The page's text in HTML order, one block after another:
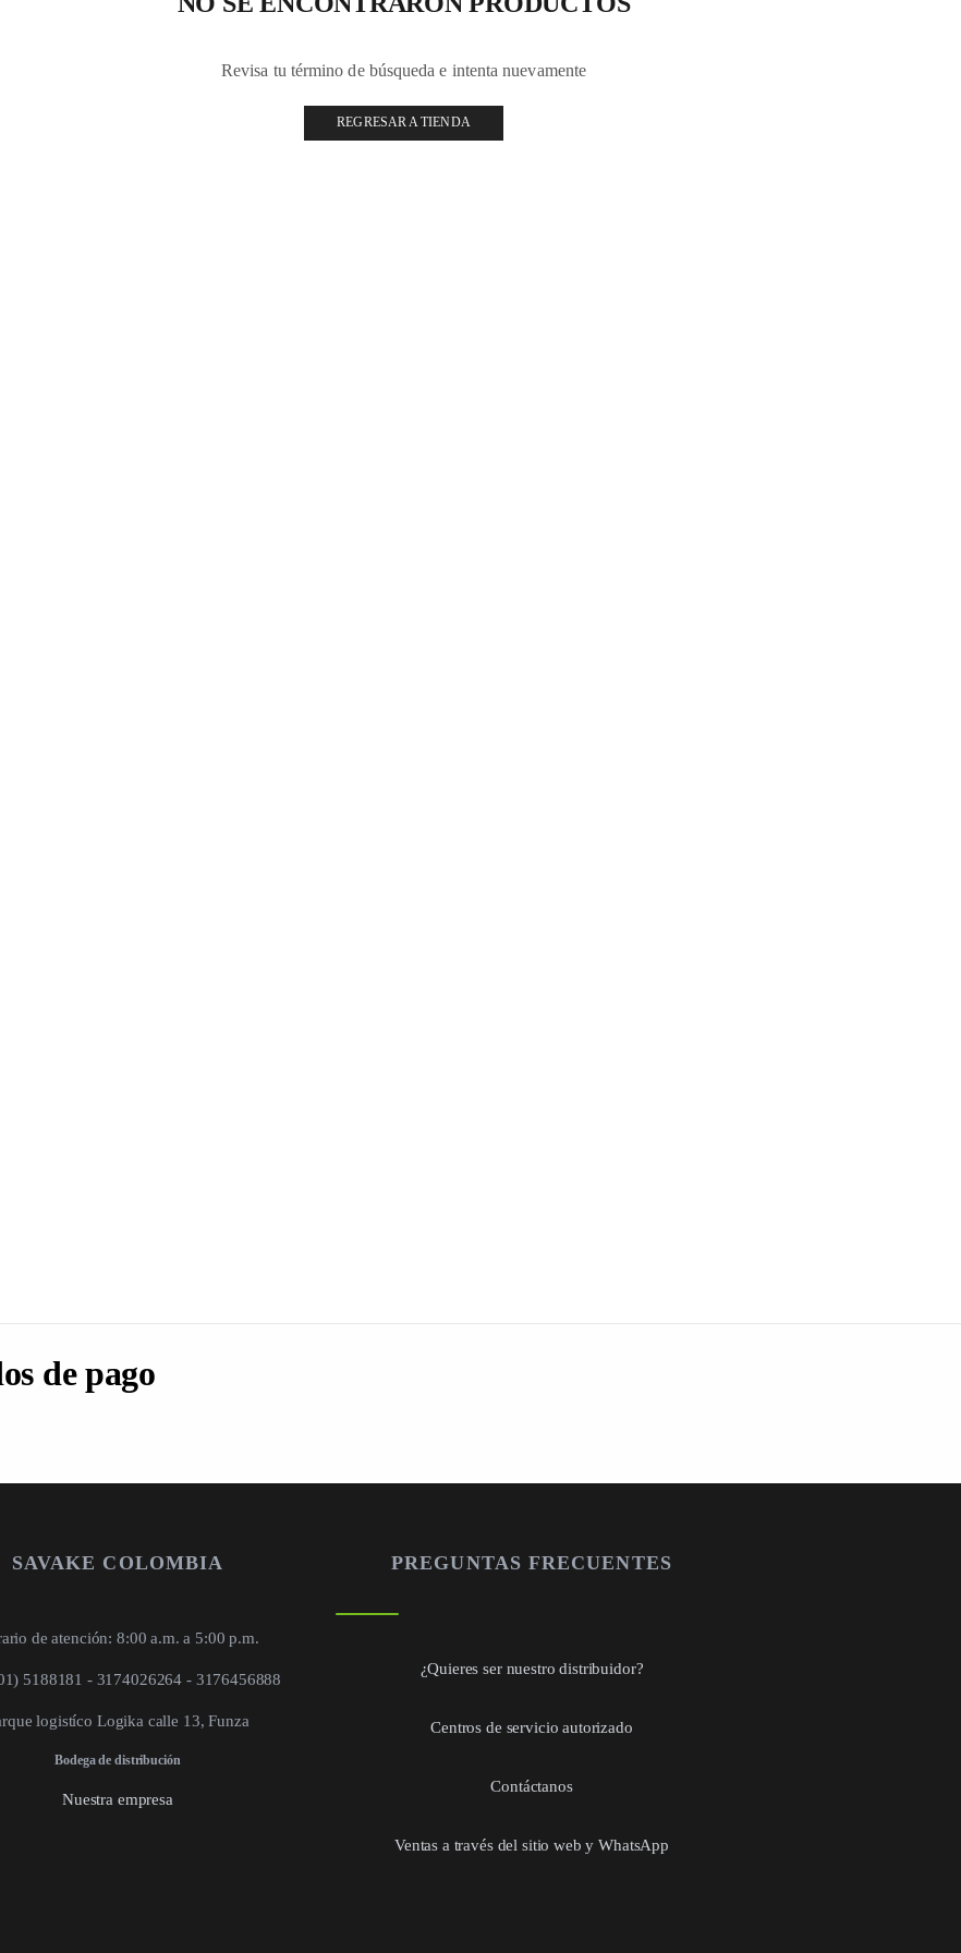
Revisa tu término de búsqueda e intenta nuevamente
REGRESAR A TIENDA
de pago
SAVAKE COLOMBIA
de atención: 8:00 a.m. a 5:00 p.m.
5188181 - 3174026264 - 3176456888
logistíco Logika calle 13, Funza
Bodega de distribución
Nuestra empresa
PREGUNTAS FRECUENTES
¿Quieres ser nuestro distribuidor?
Centros de servicio autorizado
Contáctanos
Ventas a través del sitio web y WhatsApp